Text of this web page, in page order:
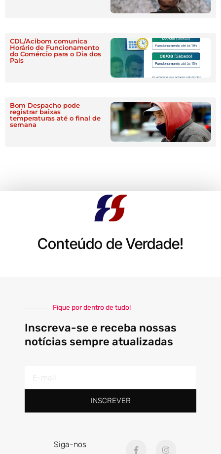
CDL/Acibom comunica
Horário de Funcionamento
do Comércio para o Dia dos
Pais
Bom Despacho pode
registrar baixas
temperaturas até o final de
semana
Conteúdo de Verdade!
Fique por dentro de tudo!
Inscreva-se e receba nossas
notícias sempre atualizadas
mail
INSCREVER
Siga-nos
a
n